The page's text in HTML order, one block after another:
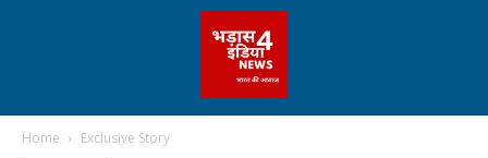
Home Exclusive Story